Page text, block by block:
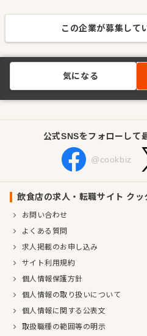
この企業が募集して
気になる
公式SNSをフォローして
@cookbiz
飲食店の求人・転職サイト クッ
お問い合わせ
よくある質問
求人掲載のお申し込み
サイト利用規約
個人情報保護方針
個人情報の取り扱いについて
個人情報に関する公表文
取扱職種の範囲等の明示